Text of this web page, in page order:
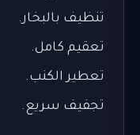
تنظيف بالبخار.
تعقيم كامل.
تعطير الكنب.
تجفيف سريع.